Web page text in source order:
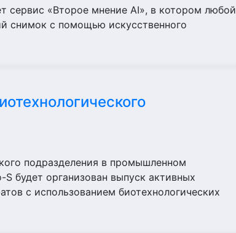
сервис «Второе мнение AI», в котором любой
снимок с помощью искусственного
подразделения в промышленном
будет организован выпуск активных
с использованием биотехнологических